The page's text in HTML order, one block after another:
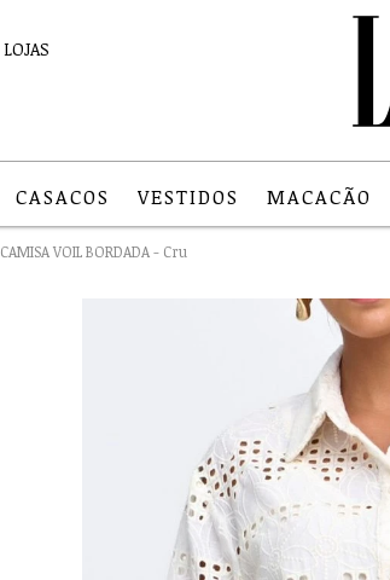
LOJAS
CASACOS VESTIDOS MACACÃO
CAMISA VOIL BORDADA - Cru